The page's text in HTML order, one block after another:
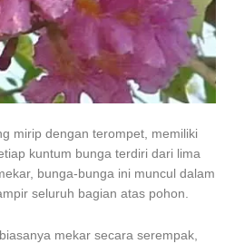
mirip dengan terompet, memiliki
kuntum bunga terdiri dari lima
bunga-bunga ini muncul dalam
seluruh bagian atas pohon.
mekar secara serempak,